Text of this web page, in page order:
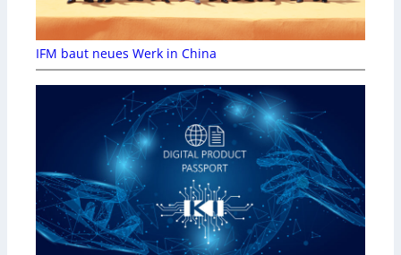
IFM baut neues Werk in China